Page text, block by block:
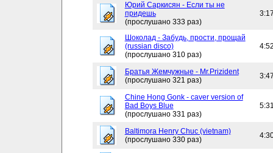
Юрий Саркисян - Если ты не
придешь
(прослушано 333 раз)
Шоколад - Забудь, прости, прощай
(russian disco)
(прослушано 310 раз)
Братья Жемчужные - Mr.Prizident
(прослушано 321 раз)
Chine Hong Gonk - caver version of
Bad Boys Blue
(прослушано 331 раз)
Baltimora Henry Chuc (vietnam)
(прослушано 330 раз)